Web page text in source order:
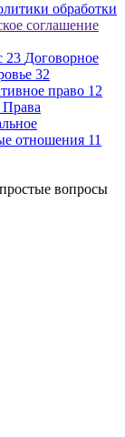
обработки
соглашение
23 Договорное
32
право 12
Права
отношения 11
вопросы